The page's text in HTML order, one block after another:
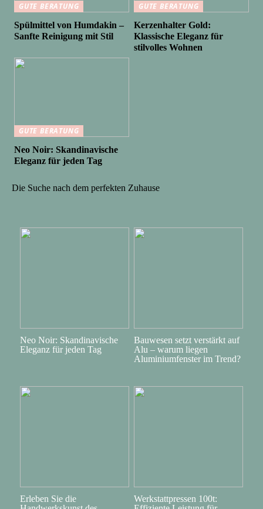
GUTE BERATUNG
Spülmittel von Humdakin –
Sanfte Reinigung mit Stil
GUTE BERATUNG
Kerzenhalter Gold:
Klassische Eleganz für
stilvolles Wohnen
GUTE BERATUNG
Neo Noir: Skandinavische
Eleganz für jeden Tag
Die Suche nach dem perfekten Zuhause
Neo Noir: Skandinavische
Eleganz für jeden Tag
Bauwesen setzt verstärkt auf
Alu – warum liegen
Aluminiumfenster im Trend?
Erleben Sie die
Werkstattpressen 100t: